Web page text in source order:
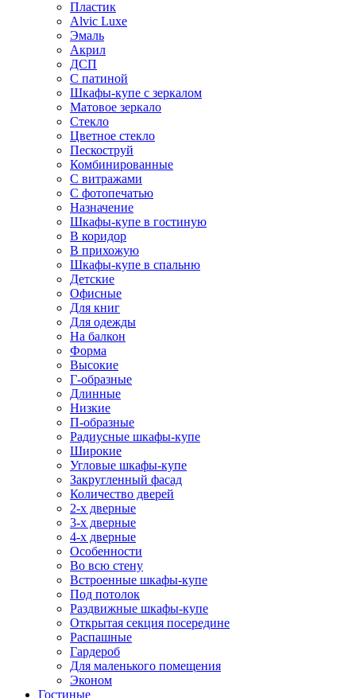
Пластик
Alvic Luxe
Эмаль
Акрил
ДСП
С патиной
Шкафы-купе с зеркалом
Матовое зеркало
Стекло
Цветное стекло
Пескоструй
Комбинированные
С витражами
С фотопечатью
Назначение
Шкафы-купе в гостиную
В коридор
В прихожую
Шкафы-купе в спальню
Детские
Офисные
Для книг
Для одежды
На балкон
Форма
Высокие
Г-образные
Длинные
Низкие
П-образные
Радиусные шкафы-купе
Широкие
Угловые шкафы-купе
Закругленный фасад
Количество дверей
2-х дверные
3-х дверные
4-х дверные
Особенности
Во всю стену
Встроенные шкафы-купе
Под потолок
Раздвижные шкафы-купе
Открытая секция посередине
Распашные
Гардероб
Для маленького помещения
Эконом
Гостиные